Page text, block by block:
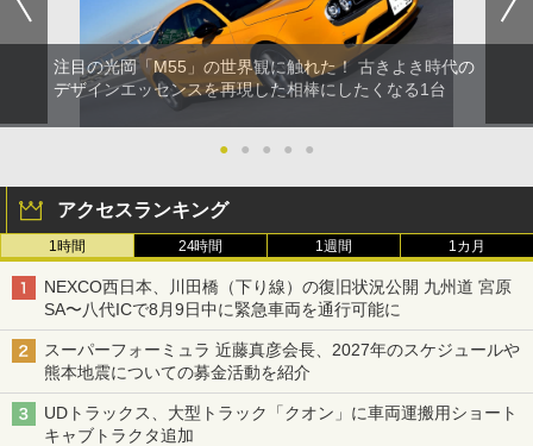
注目の光岡「M55」の世界観に触れた！ 古きよき時代の
デザインエッセンスを再現した相棒にしたくなる1台
● ● ● ● ●
アクセスランキング
1時間 24時間 1週間 1カ月
NEXCO西日本、川田橋（下り線）の復旧状況公開 九州道 宮原
SA〜八代ICで8月9日中に緊急車両を通行可能に
スーパーフォーミュラ 近藤真彦会長、2027年のスケジュールや
熊本地震についての募金活動を紹介
UDトラックス、大型トラック「クオン」に車両運搬用ショート
キャブトラクタ追加